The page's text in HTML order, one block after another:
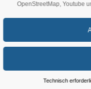
Villa
OpenStreetMap, Youtube
Technisch